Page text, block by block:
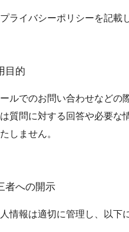
ライバシーポリシーを記載
目的
ルでのお問い合わせなどの
質問に対する回答や必要
しません。
者への開示
情報は適切に管理し、以下